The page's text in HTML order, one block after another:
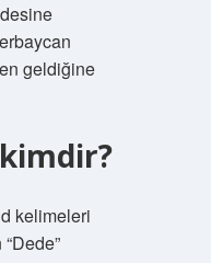
geldiğine
kelimeleri